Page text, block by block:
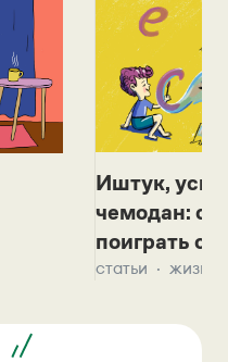
Иштук,
чемодан:
поиграть с
статьи жизнь